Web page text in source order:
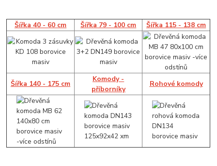
Šířka 40 - 60 cm Šířka 79 - 100 cm Šířka 115 - 138 cm
Šířka 140 - 175 cm
Komody -
příborníky
Rohové komody